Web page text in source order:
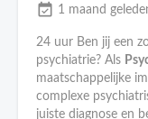
event_available 1 maand
24 uur Ben jij een
psychiatrie? Als
maatschappelijke
complexe
juiste diagnose en